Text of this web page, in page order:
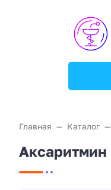
Главная Каталог
Аксаритмин